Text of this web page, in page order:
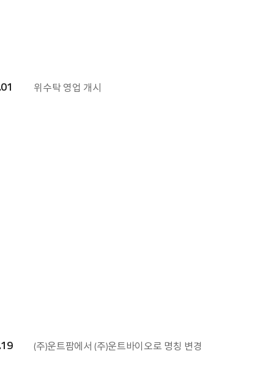
위수탁 영업 개시
(주)운트팜에서 (주)운트바이오로 명칭 변경